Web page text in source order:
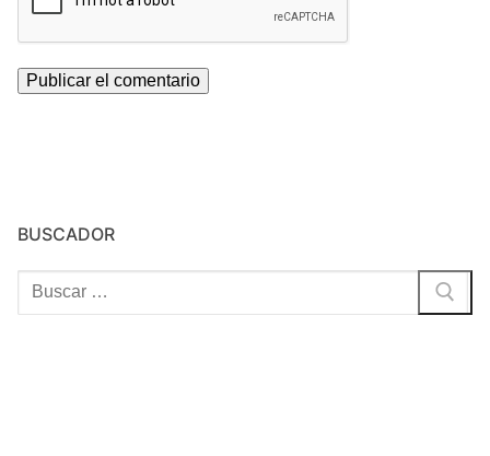
BUSCADOR
Buscar: